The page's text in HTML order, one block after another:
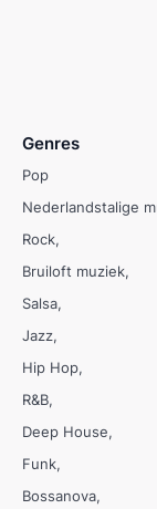
Genres
Pop
Nederlandstalige
Rock
Bruiloft muziek
Salsa
Jazz
Hip Hop
R&B
Deep House
Funk
Bossanova